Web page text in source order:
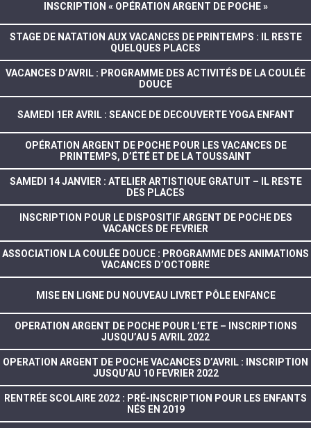
INSCRIPTION « OPÉRATION ARGENT DE POCHE »
STAGE DE NATATION AUX VACANCES DE PRINTEMPS : IL RESTE
QUELQUES PLACES
VACANCES D’AVRIL : PROGRAMME DES ACTIVITÉS DE LA COULÉE
DOUCE
SAMEDI 1ER AVRIL : SEANCE DE DECOUVERTE YOGA ENFANT
OPÉRATION ARGENT DE POCHE POUR LES VACANCES DE
PRINTEMPS, D’ÉTÉ ET DE LA TOUSSAINT
SAMEDI 14 JANVIER : ATELIER ARTISTIQUE GRATUIT – IL RESTE
DES PLACES
INSCRIPTION POUR LE DISPOSITIF ARGENT DE POCHE DES
VACANCES DE FEVRIER
ASSOCIATION LA COULÉE DOUCE : PROGRAMME DES ANIMATIONS
VACANCES D’OCTOBRE
MISE EN LIGNE DU NOUVEAU LIVRET PÔLE ENFANCE
OPERATION ARGENT DE POCHE POUR L’ETE – INSCRIPTIONS
JUSQU’AU 5 AVRIL 2022
OPERATION ARGENT DE POCHE VACANCES D’AVRIL : INSCRIPTION
JUSQU’AU 10 FEVRIER 2022
RENTRÉE SCOLAIRE 2022 : PRÉ-INSCRIPTION POUR LES ENFANTS
NÉS EN 2019